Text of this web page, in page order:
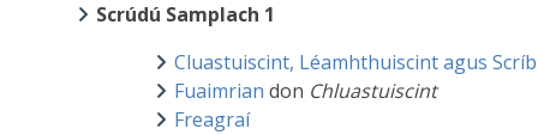
Scrúdú ​Samplach 1
Cluastuiscint, Léamhthuiscint agus
Fuaimrian don Chluastuiscint
Freagraí